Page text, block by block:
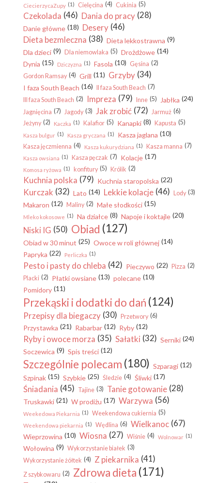
CiecierzycaZupy (1) Cielęcina (4) Cukinia (5)
Czekolada (46) Dania do pracy (28)
Danie główne (18) Desery (46)
Dieta bezmleczna (38) Dieta lekkostrawna (9)
Dla dzieci (9) Dla niemowlaka (5) Drożdżowe (14)
Dynia (15) Dziczyzna (1) Fasola (10) Gęsina (2)
Gordon Ramsay (4) Grill (11) Grzyby (34)
I faza South Beach (16) II faza South Beach (7)
III faza South Beach (2) Impreza (79) Inne (5) Jabłka (24)
Jagnięcina (7) Jagody (3) Jak zrobić (72) Jarmuż (6)
Jeżyny (2) Kaczka (1) Kalafior (5) Kanapki (8) Kapusta (5)
Kasza bulgur (1) Kasza gryczana (1) Kasza jaglana (10)
Kasza jęczmienna (4) Kasza kukurydziana (1) Kasza manna (7)
Kasza owsiana (1) Kasza pęczak (7) Kolacje (17)
Komosa ryżowa (1) konfitury (5) Królik (2)
Kuchnia polska (79) Kuchnia staropolska (22)
Kurczak (32) Lato (14) Lekkie kolacje (46) Lody (3)
Makaron (12) Maliny (2) Małe słodkości (15)
Mleko kokosowe (1) Na działce (8) Napoje i koktajle (20)
Niski IG (50) Obiad (127)
Obiad w 30 minut (25) Owoce w roli głównej (14)
Papryka (22) Perliczka (1)
Pesto i pasty do chleba (42) Pieczywo (22) Pizza (2)
Placki (2) Płatki owsiane (13) polecane (10)
Pomidory (11)
Przekąski i dodatki do dań (124)
Przepisy dla biegaczy (30) Przetwory (6)
Przystawka (21) Rabarbar (12) Ryby (12)
Ryby i owoce morza (35) Sałatki (32) Serniki (24)
Soczewica (9) Spis treści (12)
Szczególnie polecam (180) Szparagi (12)
Szpinak (15) Szybkie (25) Śledzie (4) Śliwki (17)
Śniadania (45) Tajine (3) Tanie gotowanie (28)
Truskawki (21) W prodiżu (17) Warzywa (56)
Weekedowa Piekarnia (1) Weekendowa cukiernia (5)
Weekendowa piekarnia (1) Wędlina (6) Wielkanoc (67)
Wieprzowina (10) Wiosna (27) Wiśnie (4) Wolnowar (1)
Wołowina (9) Wykorzystanie białek (3)
Wykorzystanie żółtek (4) Z piekarnika (41)
Z szybkowaru (2) Zdrowa dieta (171)